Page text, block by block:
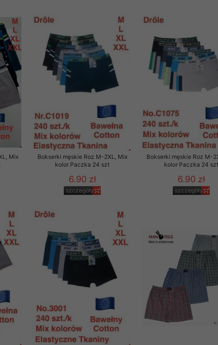
Mix
Bokserki męskie Roz M-2XL, Mix
kolor Paczka 24 szt
6.90 zł
szczegóły
Bokserki męskie Roz M-
kolor Paczka 24
6.90 zł
szczegóły
komputerze Klienta
naszej oferty do
internetowej
tych plików
na komputerze
zgodę. Dotyczy to w
przez nas linka
i nowościach w
danych